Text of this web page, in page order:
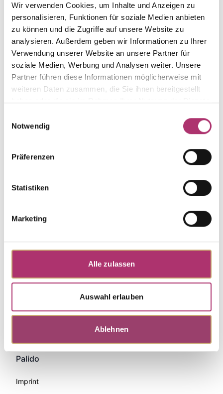
Wir verwenden Cookies, um Inhalte und Anzeigen zu
personalisieren, Funktionen für soziale Medien anbieten
zu können und die Zugriffe auf unsere Website zu
analysieren. Außerdem geben wir Informationen zu Ihrer
Verwendung unserer Website an unsere Partner für
soziale Medien, Werbung und Analysen weiter. Unsere
Partner führen diese Informationen möglicherweise mit
weiteren Daten zusammen, die Sie ihnen bereitgestellt
haben oder die sie im Rahmen Ihrer Nutzung der Dienste
Notwendig
Präferenzen
Statistiken
Marketing
Alle zulassen
Auswahl erlauben
Ablehnen
9010595630668
585
Metal Color
Alternative
Gem Color
white
Gem Type
Diamond
Gem
fc diamond
Ring Width
Palido
Imprint